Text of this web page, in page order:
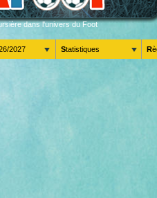
dans l'univers du Foot
2027 Statistiques